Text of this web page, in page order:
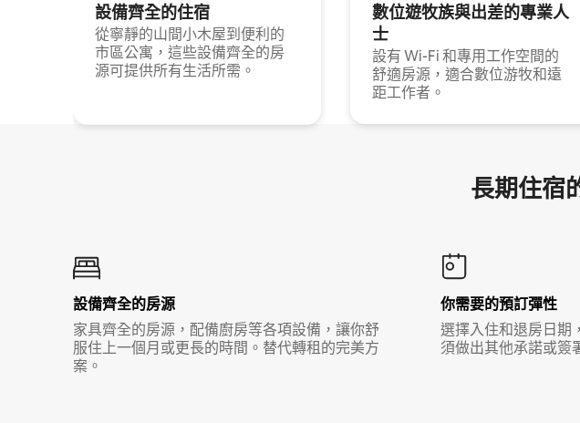
設備齊全的住宿
從寧靜的山間小木屋到便利的
市區公寓，這些設備齊全的房
源可提供所有生活所需。
數位遊牧族與出差的專業人
士
設有 Wi-Fi 和專用工作空間的
舒適房源，適合數位游牧和遠
距工作者。
長期住宿
設備齊全的房源
家具齊全的房源，配備廚房等各項設備，讓你舒
服住上一個月或更長的時間。替代轉租的完美方
案。
你需要的預訂彈性
選擇入住和退房日期
須做出其他承諾或簽